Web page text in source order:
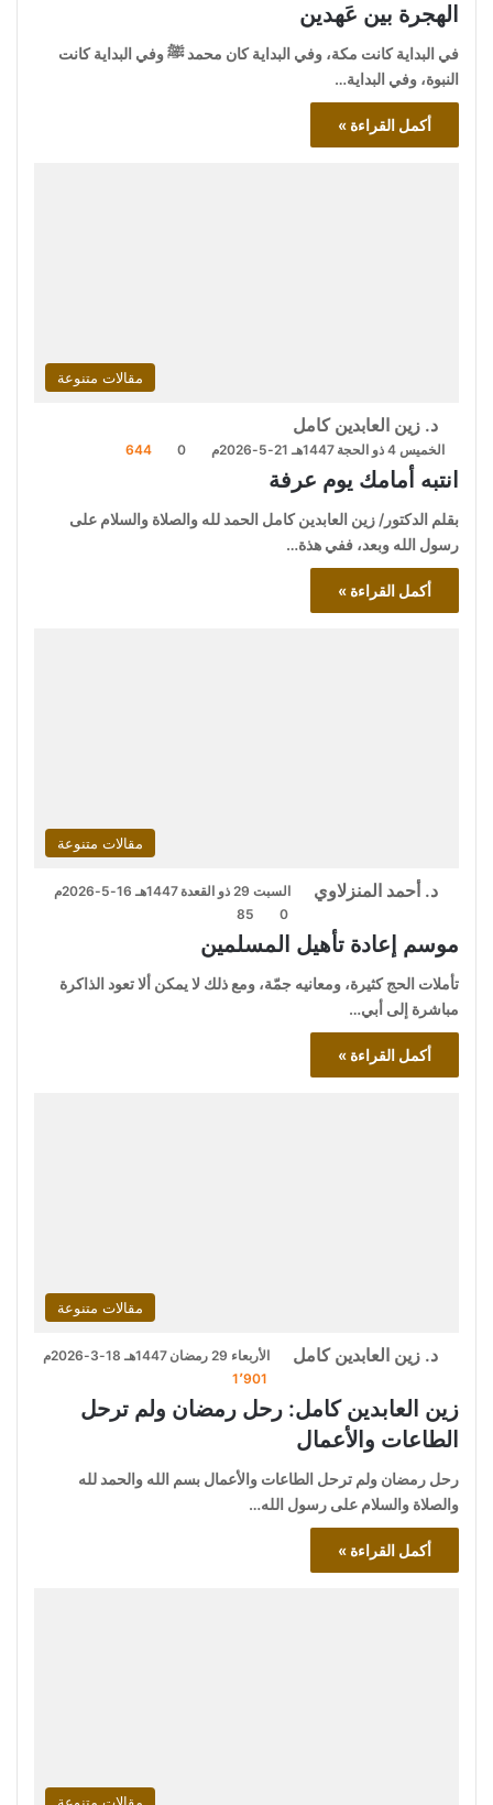
الهجرة بين عَهدين
في البداية كانت مكة، وفي البداية كان محمد ﷺ وفي البداية كانت
النبوة، وفي البداية…
أكمل القراءة »
مقالات متنوعة
د. زين العابدين كامل
الخميس 4 ذو الحجة 1447هـ 21-5-2026م 0
644
انتبه أمامك يوم عرفة
بقلم الدكتور/ زين العابدين كامل الحمد لله والصلاة والسلام على
رسول الله وبعد، ففي هذة…
أكمل القراءة »
مقالات متنوعة
د. أحمد المنزلاوي
السبت 29 ذو القعدة 1447هـ 16-5-2026م
0
85
موسم إعادة تأهيل المسلمين
تأملات الحج كثيرة، ومعانيه جمّة، ومع ذلك لا يمكن ألا تعود الذاكرة
مباشرة إلى أبي…
أكمل القراءة »
مقالات متنوعة
د. زين العابدين كامل
الأربعاء 29 رمضان 1447هـ 18-3-2026م
1٬901
زين العابدين كامل: رحل رمضان ولم ترحل
الطاعات والأعمال
رحل رمضان ولم ترحل الطاعات والأعمال بسم الله والحمد لله
والصلاة والسلام على رسول الله…
أكمل القراءة »